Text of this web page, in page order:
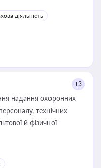
діяльність
+3
надання охоронних
технічних
й фізичної